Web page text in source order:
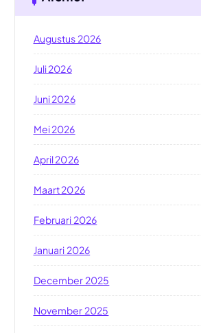
Augustus 2026
Juli 2026
Juni 2026
Mei 2026
April 2026
Maart 2026
Februari 2026
Januari 2026
December 2025
November 2025